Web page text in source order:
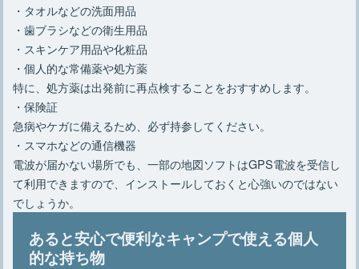
・タオルなどの洗面用品
・歯ブラシなどの衛生用品
・スキンケア用品や化粧品
・個人的な常備薬や処方薬
特に、処方薬は出発前に再点検することをおすすめします。
・保険証
急病やケガに備えるため、必ず持参してください。
・スマホなどの通信機器
電波が届かない場所でも、一部の地図ソフトはGPS電波を受信し
て利用できますので、インストールしておくと心強いのではない
でしょうか。
あると安心で便利なキャンプで使える個人
的な持ち物